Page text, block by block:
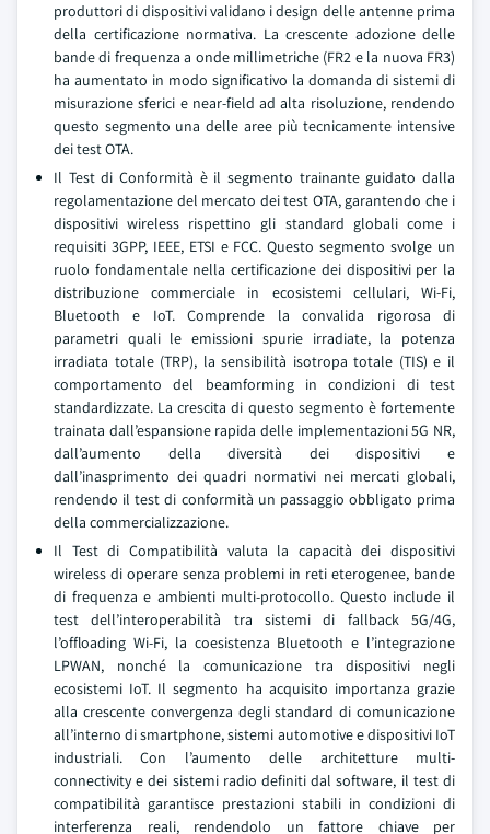
produttori di dispositivi validano i design delle antenne prima
della certificazione normativa. La crescente adozione delle
bande di frequenza a onde millimetriche (FR2 e la nuova FR3)
ha aumentato in modo significativo la domanda di sistemi di
misurazione sferici e near-field ad alta risoluzione, rendendo
questo segmento una delle aree più tecnicamente intensive
dei test OTA.
Il Test di Conformità è il segmento trainante guidato dalla
regolamentazione del mercato dei test OTA, garantendo che i
dispositivi wireless rispettino gli standard globali come i
requisiti 3GPP, IEEE, ETSI e FCC. Questo segmento svolge un
ruolo fondamentale nella certificazione dei dispositivi per la
distribuzione commerciale in ecosistemi cellulari, Wi-Fi,
Bluetooth e IoT. Comprende la convalida rigorosa di
parametri quali le emissioni spurie irradiate, la potenza
irradiata totale (TRP), la sensibilità isotropa totale (TIS) e il
comportamento del beamforming in condizioni di test
standardizzate. La crescita di questo segmento è fortemente
trainata dall’espansione rapida delle implementazioni 5G NR,
dall’aumento della diversità dei dispositivi e
dall’inasprimento dei quadri normativi nei mercati globali,
rendendo il test di conformità un passaggio obbligato prima
della commercializzazione.
Il Test di Compatibilità valuta la capacità dei dispositivi
wireless di operare senza problemi in reti eterogenee, bande
di frequenza e ambienti multi-protocollo. Questo include il
test dell’interoperabilità tra sistemi di fallback 5G/4G,
l’offloading Wi-Fi, la coesistenza Bluetooth e l’integrazione
LPWAN, nonché la comunicazione tra dispositivi negli
ecosistemi IoT. Il segmento ha acquisito importanza grazie
alla crescente convergenza degli standard di comunicazione
all’interno di smartphone, sistemi automotive e dispositivi IoT
industriali. Con l’aumento delle architetture multi-
connectivity e dei sistemi radio definiti dal software, il test di
compatibilità garantisce prestazioni stabili in condizioni di
interferenza reali, rendendolo un fattore chiave per